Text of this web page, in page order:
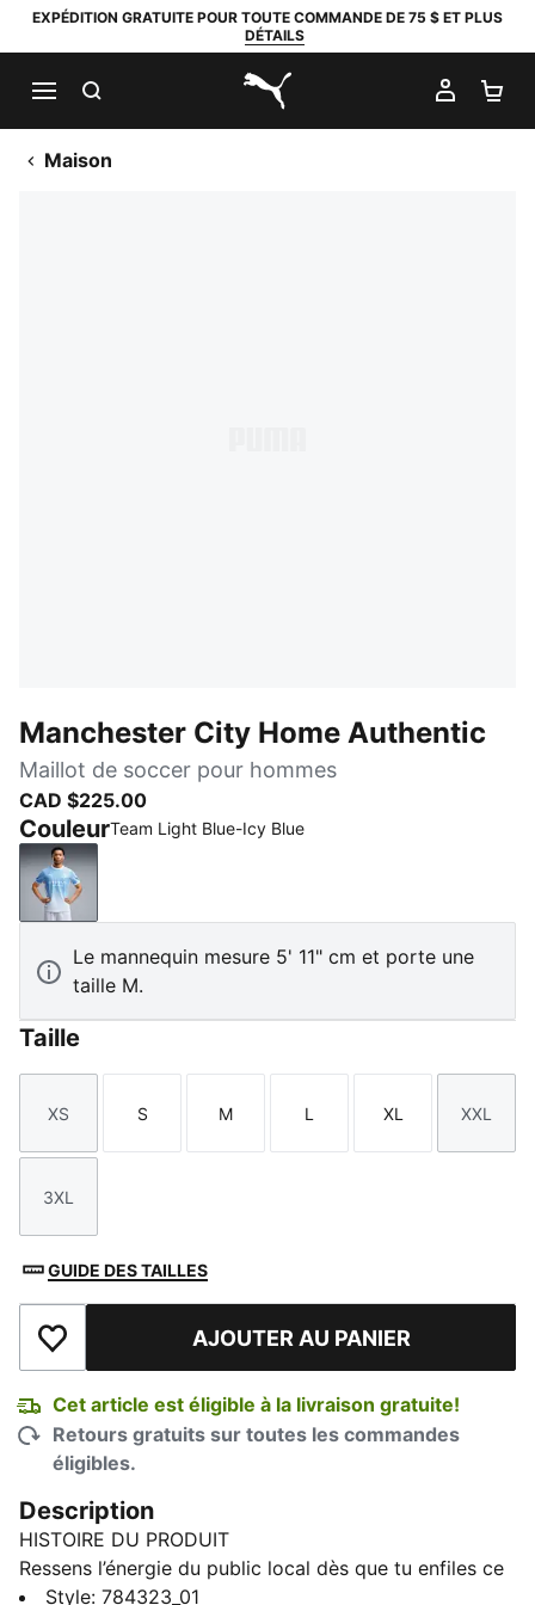
EXPÉDITION GRATUITE POUR TOUTE COMMANDE DE 75 $ ET PLUS
DÉTAILS
PUMA.com
MON
Maison
Manchester City Home Authentic
Maillot de soccer pour hommes
CAD $225.00
CouleurTeam Light Blue-Icy Blue
Team Light Blue-Icy Blue
Le mannequin mesure 5' 11" cm et porte une
taille M.
Taille
Taille
XS
Taille
S
Taille
M
Taille
L
Taille
XL
Taille
XXL
Taille
3XL
GUIDE DES TAILLES
Ajouter à la liste de souhaits
AJOUTER AU PANIER
Cet article est éligible à la livraison gratuite!
Retours gratuits sur toutes les commandes
éligibles.
Description
HISTOIRE DU PRODUIT
Ressens l’énergie du public local dès que tu enfiles ce
maillot authentique. Prêt pour le terrain et arborant les
Style: 784323_01